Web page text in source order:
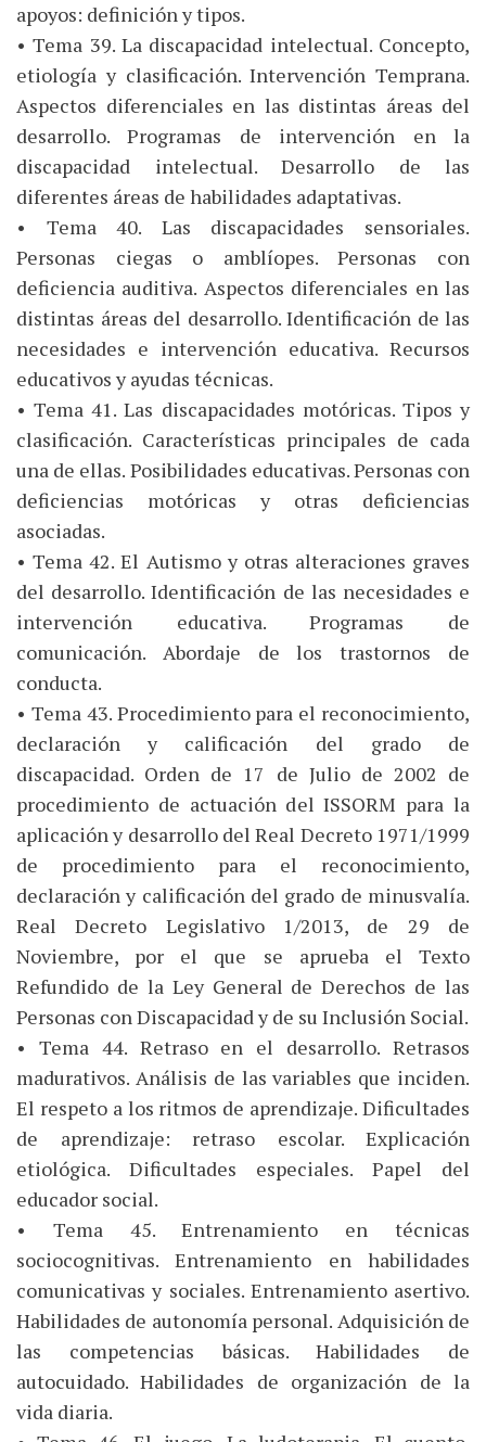
apoyos: definición y tipos.
• Tema 39. La discapacidad intelectual. Concepto,
etiología y clasificación. Intervención Temprana.
Aspectos diferenciales en las distintas áreas del
desarrollo. Programas de intervención en la
discapacidad intelectual. Desarrollo de las
diferentes áreas de habilidades adaptativas.
• Tema 40. Las discapacidades sensoriales.
Personas ciegas o amblíopes. Personas con
deficiencia auditiva. Aspectos diferenciales en las
distintas áreas del desarrollo. Identificación de las
necesidades e intervención educativa. Recursos
educativos y ayudas técnicas.
• Tema 41. Las discapacidades motóricas. Tipos y
clasificación. Características principales de cada
una de ellas. Posibilidades educativas. Personas con
deficiencias motóricas y otras deficiencias
asociadas.
• Tema 42. El Autismo y otras alteraciones graves
del desarrollo. Identificación de las necesidades e
intervención educativa. Programas de
comunicación. Abordaje de los trastornos de
conducta.
• Tema 43. Procedimiento para el reconocimiento,
declaración y calificación del grado de
discapacidad. Orden de 17 de Julio de 2002 de
procedimiento de actuación del ISSORM para la
aplicación y desarrollo del Real Decreto 1971/1999
de procedimiento para el reconocimiento,
declaración y calificación del grado de minusvalía.
Real Decreto Legislativo 1/2013, de 29 de
Noviembre, por el que se aprueba el Texto
Refundido de la Ley General de Derechos de las
Personas con Discapacidad y de su Inclusión Social.
• Tema 44. Retraso en el desarrollo. Retrasos
madurativos. Análisis de las variables que inciden.
El respeto a los ritmos de aprendizaje. Dificultades
de aprendizaje: retraso escolar. Explicación
etiológica. Dificultades especiales. Papel del
educador social.
• Tema 45. Entrenamiento en técnicas
sociocognitivas. Entrenamiento en habilidades
comunicativas y sociales. Entrenamiento asertivo.
Habilidades de autonomía personal. Adquisición de
las competencias básicas. Habilidades de
autocuidado. Habilidades de organización de la
vida diaria.